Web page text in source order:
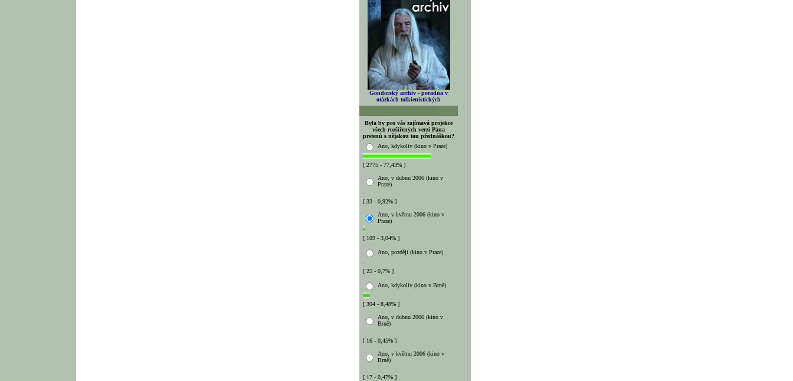
Gondorský archiv - poradna v
otázkách tolkienistických
Byla by pro vás zajímavá projekce
všech rozšířených verzí Pána
prstenů s nějakou tou přednáškou?
Ano, kdykoliv (kino v Praze)
[ 2775 - 77,43% ]
Ano, v dubnu 2006 (kino v
Praze)
[ 33 - 0,92% ]
Ano, v květnu 2006 (kino v
Praze)
[ 109 - 3,04% ]
Ano, později (kino v Praze)
[ 25 - 0,7% ]
Ano, kdykoliv (kino v Brně)
[ 304 - 8,48% ]
Ano, v dubnu 2006 (kino v
Brně)
[ 16 - 0,45% ]
Ano, v květnu 2006 (kino v
Brně)
[ 17 - 0,47% ]